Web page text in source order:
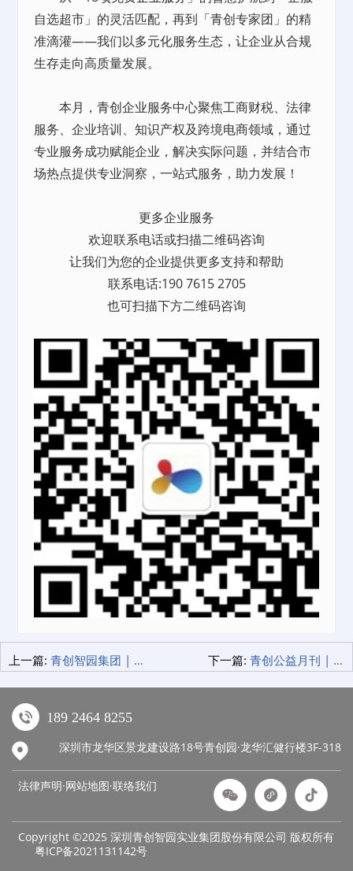
自选超市」的灵活匹配，再到「青创专家团」的精
准滴灌——我们以多元化服务生态，让企业从合规
生存走向高质量发展。
本月，青创企业服务中心聚焦工商财税、法律
服务、企业培训、知识产权及跨境电商领域，通过
专业服务成功赋能企业，解决实际问题，并结合市
场热点提供专业洞察，一站式服务，助力发展！
更多企业服务
欢迎联系电话或扫描二维码咨询
让我们为您的企业提供更多支持和帮助
联系电话:190 7615 2705
也可扫描下方二维码咨询
上一篇: 青创智园集团 | 青创美居建军节暖心行动 致敬退伍老兵 传递城市温度！ 下一篇: 青创公益月刊 | 七月·爱心斋饭暖人心 清凉物资慰辛劳
189 2464 8255
深圳市龙华区景龙建设路18号青创园·龙华汇健行楼3F-318
法律声明·网站地图·联络我们
Copyright ©2025 深圳青创智园实业集团股份有限公司 版权所有
粤ICP备2021131142号